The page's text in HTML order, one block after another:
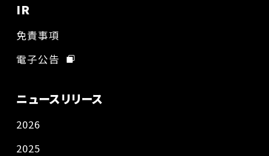
IR
免責事項
電子公告
ニュースリリース
2026
2025